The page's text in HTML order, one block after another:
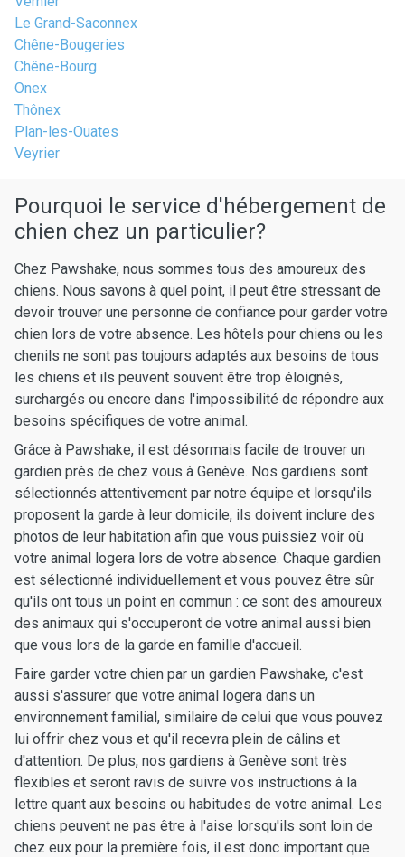
Le Grand-Saconnex
Chêne-Bougeries
Chêne-Bourg
Onex
Thônex
Plan-les-Ouates
Veyrier
Pourquoi le service d'hébergement de
chien chez un particulier?
Chez Pawshake, nous sommes tous des amoureux des
chiens. Nous savons à quel point, il peut être stressant de
devoir trouver une personne de confiance pour garder votre
chien lors de votre absence. Les hôtels pour chiens ou les
chenils ne sont pas toujours adaptés aux besoins de tous
les chiens et ils peuvent souvent être trop éloignés,
surchargés ou encore dans l'impossibilité de répondre aux
besoins spécifiques de votre animal.
Grâce à Pawshake, il est désormais facile de trouver un
gardien près de chez vous à Genève. Nos gardiens sont
sélectionnés attentivement par notre équipe et lorsqu'ils
proposent la garde à leur domicile, ils doivent inclure des
photos de leur habitation afin que vous puissiez voir où
votre animal logera lors de votre absence. Chaque gardien
est sélectionné individuellement et vous pouvez être sûr
qu'ils ont tous un point en commun : ce sont des amoureux
des animaux qui s'occuperont de votre animal aussi bien
que vous lors de la garde en famille d'accueil.
Faire garder votre chien par un gardien Pawshake, c'est
aussi s'assurer que votre animal logera dans un
environnement familial, similaire de celui que vous pouvez
lui offrir chez vous et qu'il recevra plein de câlins et
d'attention. De plus, nos gardiens à Genève sont très
flexibles et seront ravis de suivre vos instructions à la
lettre quant aux besoins ou habitudes de votre animal. Les
chiens peuvent ne pas être à l'aise lorsqu'ils sont loin de
chez eux pour la première fois, il est donc important que